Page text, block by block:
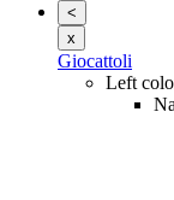
<
x
Giocattoli
Left